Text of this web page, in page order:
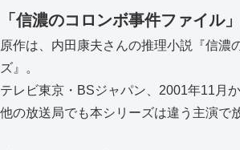
「信濃のコロンボ事件ファイル
原作は、内田康夫さんの推理小説『信濃
ズ』。
テレビ東京・BSジャパン、2001年11月
他の放送局でも本シリーズは違う主演で